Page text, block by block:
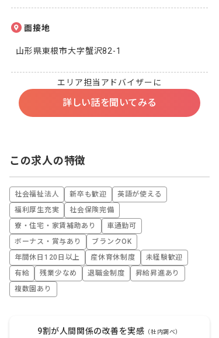
面接地
山形県東根市大字蟹沢82-1
エリア担当アドバイザーに
詳しい話を聞いてみる
この求人の特徴
社会福祉法人 新卒も歓迎
英語が使える
福利厚生充実
社会保険完備
寮・住宅・家賃補助あり
車通勤可
ボーナス・賞与あり
ブランクOK
年間休日120日以上
産休育休制度
未経験歓迎
有給
残業少なめ 退職金制度
昇給昇進あり
複数園あり
9割が人間関係の改善を実感 （社内調べ）